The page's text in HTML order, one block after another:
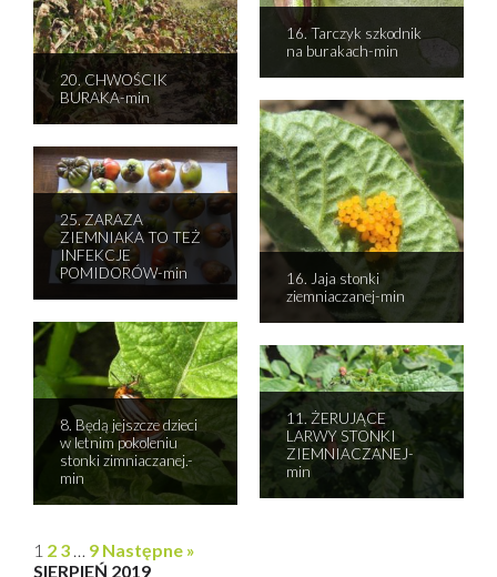
16. Tarczyk szkodnik
na burakach-min
20. CHWOŚCIK
BURAKA-min
16. Jaja stonki
ziemniaczanej-min
25. ZARAZA
ZIEMNIAKA TO TEŻ
INFEKCJE
POMIDORÓW-min
8. Będą jejszcze dzieci
w letnim pokoleniu
stonki zimniaczanej.-
min
11. ŻERUJĄCE
LARWY STONKI
ZIEMNIACZANEJ-
min
1 2 3 … 9 Następne »
SIERPIEŃ 2019